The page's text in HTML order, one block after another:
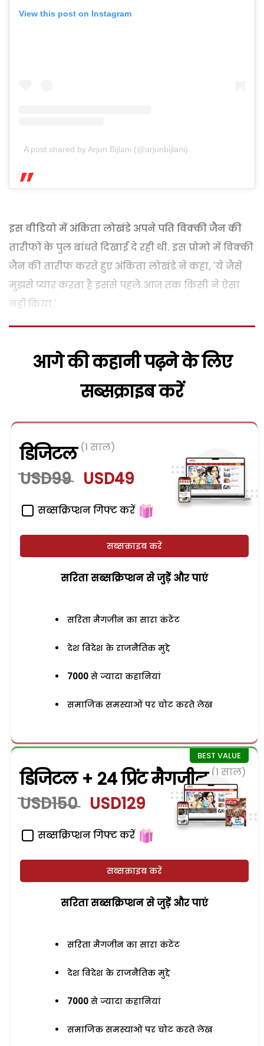
View this post on Instagram
A post shared by Arjun Bijlani (@arjunbijlani)
इस वीडियो में अंकिता लोखंडे अपने पति विक्की जैन की
तारीफों के पुल बांधते दिखाई दे रही थी. इस प्रोमो में विक्की
जैन की तारीफ करते हुए अंकिता लोखंडे ने कहा, 'ये जैसे
मुझसे प्यार करता है इससे पहले आज तक किसी ने ऐसा
नहीं किया.'
आगे की कहानी पढ़ने के लिए
सब्सक्राइब करें
डिजिटल (1 साल)
USD99 USD49
सब्सक्रिप्शन गिफ्ट करें
सब्सक्राइब करें
सरिता सब्सक्रिप्शन से जुड़ेें और पाएं
सरिता मैगजीन का सारा कंटेंट
देश विदेश के राजनैतिक मुद्दे
7000 से ज्यादा कहानियां
समाजिक समस्याओं पर चोट करते लेख
डिजिटल + 24 प्रिंट मैगजीन (1 साल)
USD150 USD129
सब्सक्रिप्शन गिफ्ट करें
सब्सक्राइब करें
सरिता सब्सक्रिप्शन से जुड़ेें और पाएं
सरिता मैगजीन का सारा कंटेंट
देश विदेश के राजनैतिक मुद्दे
7000 से ज्यादा कहानियां
समाजिक समस्याओं पर चोट करते लेख